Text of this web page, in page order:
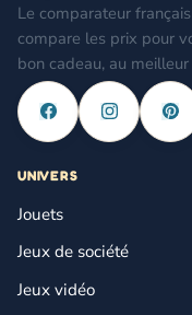
Le comparateur
compare les prix pour
bon cadeau, au
UNIVERS
Jouets
Jeux de société
Jeux vidéo